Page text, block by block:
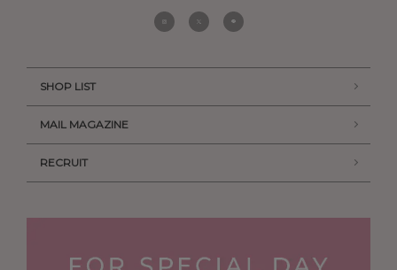
SHOP LIST
MAIL MAGAZINE
RECRUIT